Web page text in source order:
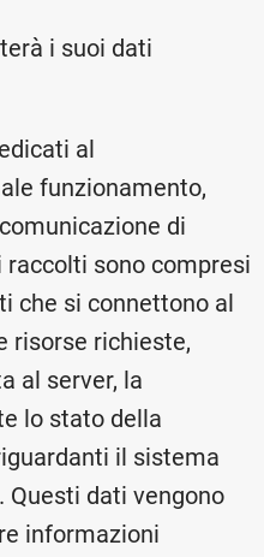
i suoi dati
al
funzionamento,
di
sono compresi
che si connettono al
risorse richieste,
al server, la
lo stato della
il sistema
Questi dati vengono
informazioni